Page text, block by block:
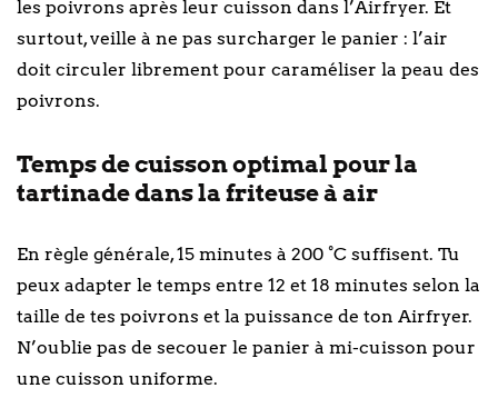
les poivrons après leur cuisson dans l’Airfryer. Et
surtout, veille à ne pas surcharger le panier : l’air
doit circuler librement pour caraméliser la peau des
poivrons.
Temps de cuisson optimal pour la
tartinade dans la friteuse à air
En règle générale, 15 minutes à 200 °C suffisent. Tu
peux adapter le temps entre 12 et 18 minutes selon la
taille de tes poivrons et la puissance de ton Airfryer.
N’oublie pas de secouer le panier à mi-cuisson pour
une cuisson uniforme.